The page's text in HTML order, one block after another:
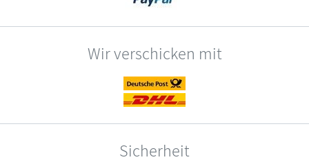
Wir verschicken mit
Sicherheit